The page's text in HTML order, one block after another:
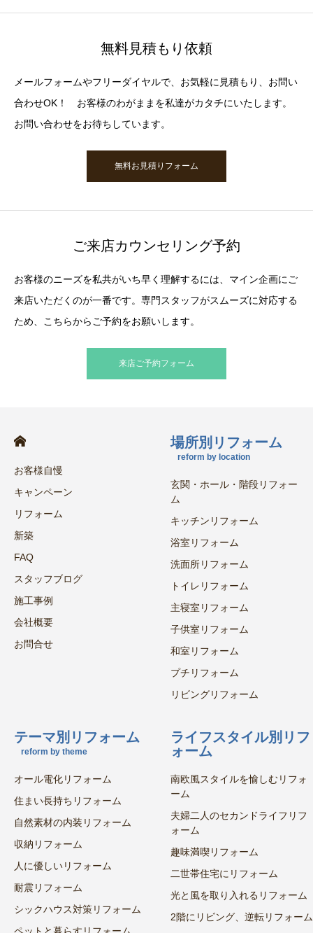
無料見積もり依頼
メールフォームやフリーダイヤルで、お気軽に見積もり、お問い
合わせOK！ お客様のわがままを私達がカタチにいたします。
お問い合わせをお待ちしています。
無料お見積りフォーム
ご来店カウンセリング予約
お客様のニーズを私共がいち早く理解するには、マイン企画にご
来店いただくのが一番です。専門スタッフがスムーズに対応する
ため、こちらからご予約をお願いします。
来店ご予約フォーム
お客様自慢
キャンペーン
リフォーム
新築
FAQ
スタッフブログ
施工事例
会社概要
お問合せ
場所別リフォーム
reform by location
玄関・ホール・階段リフォー
ム
キッチンリフォーム
浴室リフォーム
洗面所リフォーム
トイレリフォーム
主寝室リフォーム
子供室リフォーム
和室リフォーム
プチリフォーム
リビングリフォーム
テーマ別リフォーム
reform by theme
オール電化リフォーム
住まい長持ちリフォーム
自然素材の内装リフォーム
収納リフォーム
人に優しいリフォーム
耐震リフォーム
シックハウス対策リフォーム
ライフスタイル別リフ
ォーム
南欧風スタイルを愉しむリフォ
ーム
夫婦二人のセカンドライフリフ
ォーム
趣味満喫リフォーム
二世帯住宅にリフォーム
光と風を取り入れるリフォーム
2階にリビング、逆転リフォーム